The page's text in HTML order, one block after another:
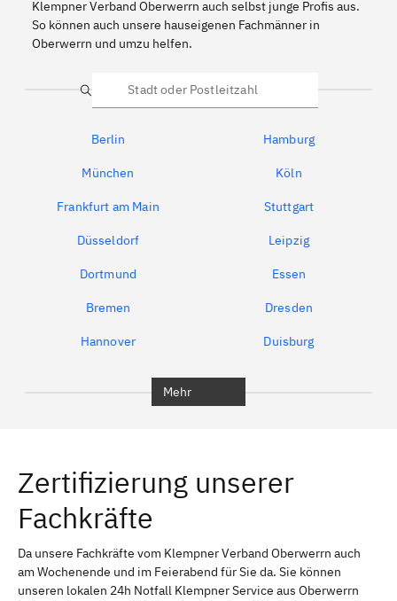
Klempner Verband Oberwerrn auch selbst junge Profis aus.
So können auch unsere hauseigenen Fachmänner in
Oberwerrn und umzu helfen.
Suche
Berlin Hamburg
München Köln
Frankfurt am Main Stuttgart
Düsseldorf Leipzig
Dortmund Essen
Bremen Dresden
Hannover Duisburg
Erlangen Bamberg
Bayreuth
Schweinfurt Passau
Mehr
Zertifizierung unserer
Fachkräfte
Da unsere Fachkräfte vom Klempner Verband Oberwerrn auch
am Wochenende und im Feierabend für Sie da. Sie können
unseren lokalen 24h Notfall Klempner Service aus Oberwerrn